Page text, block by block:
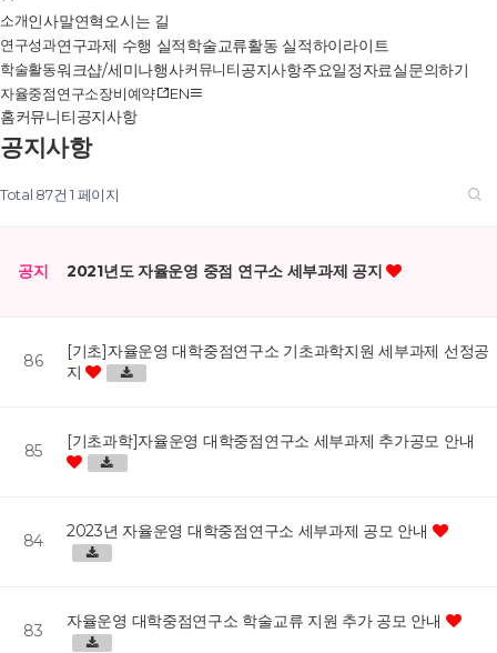
소개인사말연혁오시는 길
연구성과연구과제 수행 실적학술교류활동 실적하이라이트
학술활동워크샵/세미나행사커뮤니티공지사항주요일정자료실문의하기
자율중점연구소장비예약 EN
홈커뮤니티공지사항
공지사항
Total 87건 1 페이지
공지 2021년도 자율운영 중점 연구소 세부과제 공지
86
[기초]자율운영 대학중점연구소 기초과학지원 세부과제 선정공
지
85 [기초과학]자율운영 대학중점연구소 세부과제 추가공모 안내
84 2023년 자율운영 대학중점연구소 세부과제 공모 안내
83 자율운영 대학중점연구소 학술교류 지원 추가 공모 안내